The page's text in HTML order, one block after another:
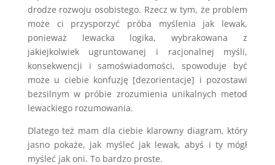
drodze rozwoju osobistego. Rzecz w tym, że problem
może ci przysporzyć próba myślenia jak lewak,
ponieważ lewacka logika, wybrakowana z
jakiejkolwiek ugruntowanej i racjonalnej myśli,
konsekwencji i samoświadomości, spowoduje być
może u ciebie konfuzję [dezorientacje] i pozostawi
bezsilnym w próbie zrozumienia unikalnych metod
lewackiego rozumowania.
Dlatego też mam dla ciebie klarowny diagram, który
jasno pokaże, jak myśleć jak lewak, abyś i ty mógł
myśleć jak oni. To bardzo proste.